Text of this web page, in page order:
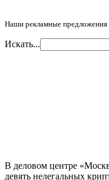
Наши рекламные предложения
Искать...
В деловом центре
девять нелегальных